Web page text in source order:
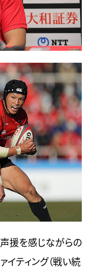
援を感じながらの
イティング（戦い続